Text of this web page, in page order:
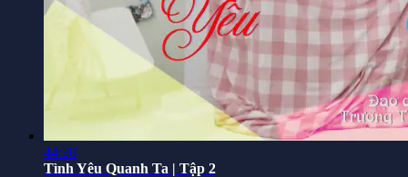
44:30
Tình Yêu Quanh Ta | Tập 2